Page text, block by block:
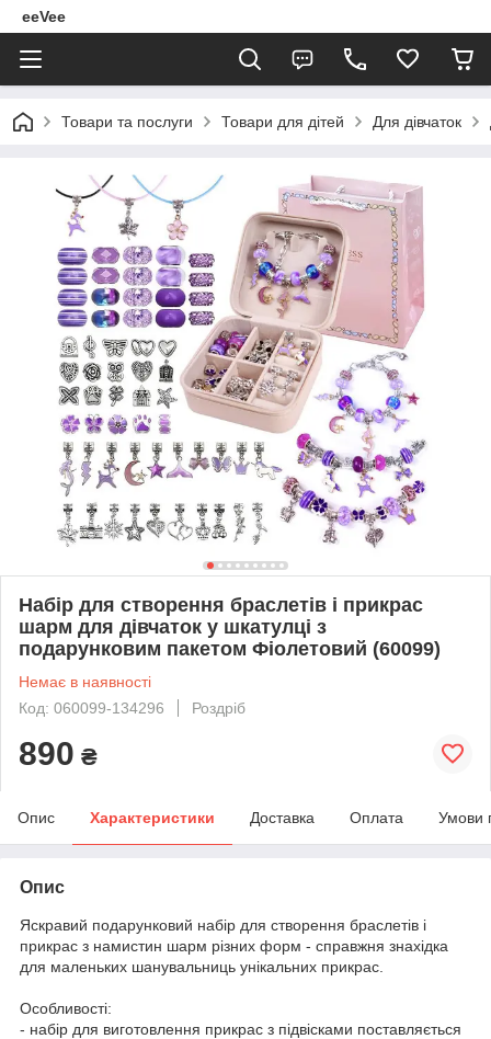
eeVee
Товари та послуги Товари для дітей Для дівчаток
Набір для створення браслетів і прикрас
шарм для дівчаток у шкатулці з
подарунковим пакетом Фіолетовий (60099)
Немає в наявності
Код: 060099-134296
Роздріб
890 ₴
Опис Характеристики Доставка Оплата Умови
Опис
Яскравий подарунковий набір для створення браслетів і
прикрас з намистин шарм різних форм - справжня знахідка
для маленьких шанувальниць унікальних прикрас.
Особливості:
- набір для виготовлення прикрас з підвісками поставляється